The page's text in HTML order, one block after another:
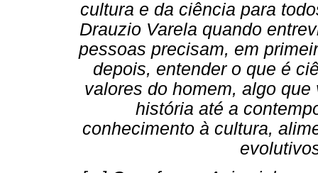
cultura e da ciência para
Drauzio Varela quando
pessoas precisam, em
depois, entender o que é
valores do homem, algo
história até a
conhecimento à cultura,